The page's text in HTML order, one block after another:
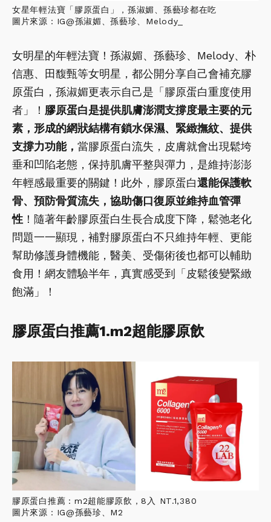
女星年輕法寶「膠原蛋白」，孫淑媚、孫藝珍都在吃
圖片來源：IG@孫淑媚、孫藝珍、Melody_
女明星的年輕法寶！孫淑媚、孫藝珍、Melody、朴
信惠、田馥甄等女明星，都公開分享自己會補充膠
原蛋白，孫淑媚更表示自己是「膠原蛋白重度使用
者」！ 膠原蛋白是提供肌膚澎潤支撐度最主要的元
素，形成的網狀結構有鎖水保濕、緊緻撫紋、提供
支撐力功能， 當膠原蛋白流失，皮膚就會出現鬆垮
垂和凹陷老態，保持肌膚平整與彈力，是維持澎澎
年輕感最重要的關鍵！此外，膠原蛋白還能保護軟
骨、預防骨質流失，協助傷口復原並維持血管彈
性 ！隨著年齡膠原蛋白生長合成度下降，鬆弛老化
問題一一顯現，補對膠原蛋白不只維持年輕、更能
幫助修護身體機能，醫美、受傷術後也都可以輔助
食用！網友體驗半年，真實感受到「皮鬆後變緊緻
飽滿」！
膠原蛋白推薦1.m2超能膠原飲
膠原蛋白推薦：m2超能膠原飲，8入 NT.1,380
圖片來源：IG@孫藝珍、M2